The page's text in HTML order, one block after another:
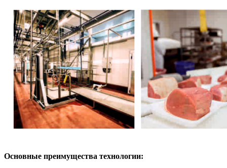
Основные преимущества технологии: